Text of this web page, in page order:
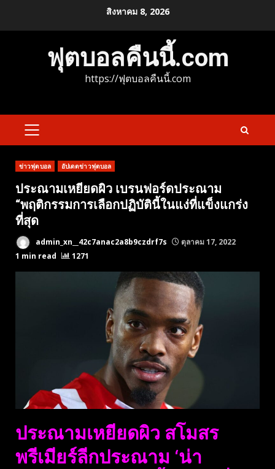
สิงหาคม 8, 2026
ฟุตบอลคืนนี้.com
https://ฟุตบอลคืนนี้.com
PRIMARY
ข่าวฟุตบอล อัปเดตข่าวฟุตบอล
ประณามเหยียดผิว เบรนฟอร์ดประณาม
“พฤติกรรมการเลือกปฏิบัตินี้ในแง่ที่แข็งแกร่ง
ที่สุด
admin_xn__42c7anac2a8b9czdrf7s
ตุลาคม 17, 2022
1 min read
1271
ประณามเหยียดผิว สโมสร
พรีเมียร์ลีกประณาม ‘น่า